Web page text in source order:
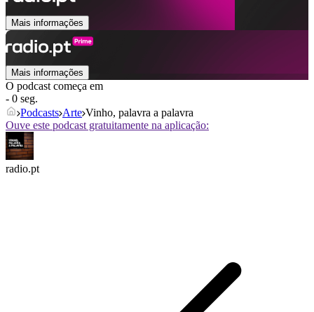
Mais informações
Mais informações
O podcast começa em
- 0 seg.
Podcasts Arte Vinho, palavra a palavra
Ouve este podcast gratuitamente na aplicação:
radio.pt